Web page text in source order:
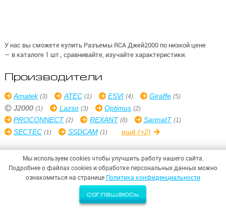
У нас вы сможете купить Разъемы RCA Джей2000 по низкой цене
— в каталоге 1 шт., сравнивайте, изучайте характеристики.
Производители
Amatek (3) ATEC (1) ESVI (4) Giraffe (5)
J2000 (1) Lazso (3) Optimus (2)
PROCONNECT (2) REXANT (8) SarmatT (1)
SECTEC (1) SSDCAM (1) ещё (+2)
ООО «СИНТЕЗ БЕЗОПАСНОСТИ»
Политика конфиденциальности
Мы используем cookies чтобы улучшить работу нашего сайта.
Подробнее о файлах cookies и обработке персональных данных можно
ознакомиться на странице Политика конфиденциальности
соглашаюсь